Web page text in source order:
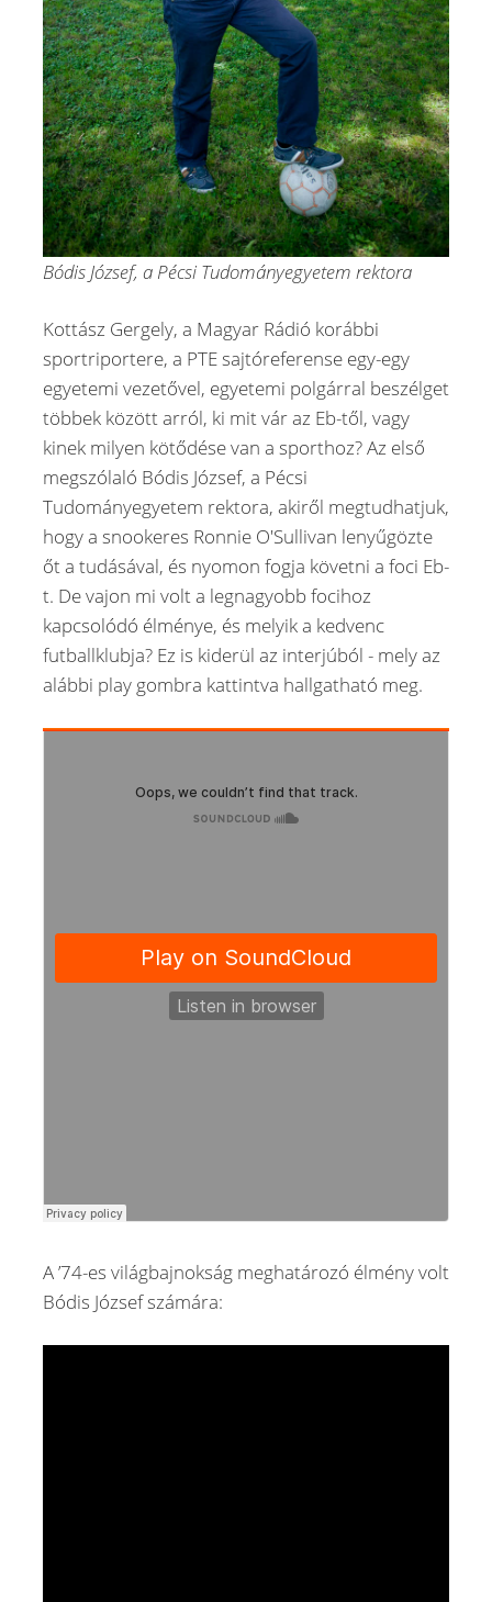
Bódis József, a Pécsi Tudományegyetem rektora
Kottász Gergely, a Magyar Rádió korábbi
sportriportere, a PTE sajtóreferense egy-egy
egyetemi vezetővel, egyetemi polgárral beszélget
többek között arról, ki mit vár az Eb-től, vagy
kinek milyen kötődése van a sporthoz? Az első
megszólaló Bódis József, a Pécsi
Tudományegyetem rektora, akiről megtudhatjuk,
hogy a snookeres Ronnie O'Sullivan lenyűgözte
őt a tudásával, és nyomon fogja követni a foci Eb-
t. De vajon mi volt a legnagyobb focihoz
kapcsolódó élménye, és melyik a kedvenc
futballklubja? Ez is kiderül az interjúból - mely az
alábbi play gombra kattintva hallgatható meg.
A ’74-es világbajnokság meghatározó élmény volt
Bódis József számára: